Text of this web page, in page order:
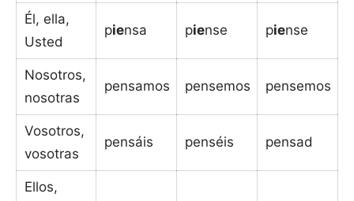
Él, ella,
Usted
piensa piense piense
Nosotros,
nosotras
pensamos pensemos pensemos
Vosotros,
vosotras
pensáis penséis pensad
Ellos,